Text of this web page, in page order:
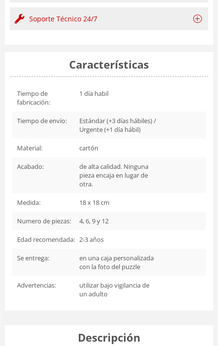
Soporte Técnico 24/7
Características
Tiempo de
fabricación:
1 día habil
Tiempo de envío:
Estándar (+3 días hábiles) /
Urgente (+1 día hábil)
Material: cartón
Acabado:
de alta calidad. Ninguna
pieza encaja en lugar de
otra.
Medida: 18 x 18 cm
Numero de piezas: 4, 6, 9 y 12
Edad recomendada: 2-3 años
Se entrega:
en una caja personalizada
con la foto del puzzle
Advertencias:
utilizar bajo vigilancia de
un adulto
Descripción